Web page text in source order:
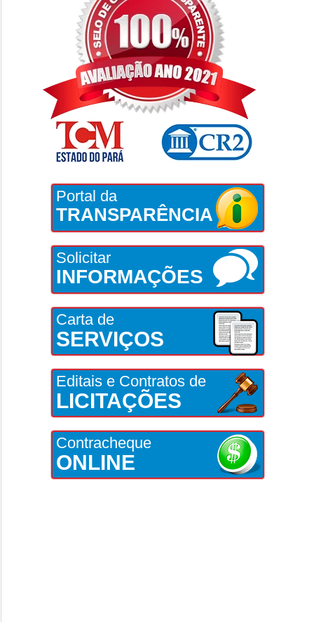
Portal da
TRANSPARÊNCIA
Solicitar
INFORMAÇÕES
Carta de
SERVIÇOS
Editais e Contratos de
LICITAÇÕES
Contracheque
ONLINE